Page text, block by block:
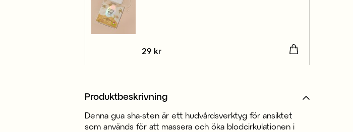
Pris:29 kr
29 kr
Produktbeskrivning
Denna gua sha-sten är ett hudvårdsverktyg för ansiktet
som används för att massera och öka blodcirkulationen i